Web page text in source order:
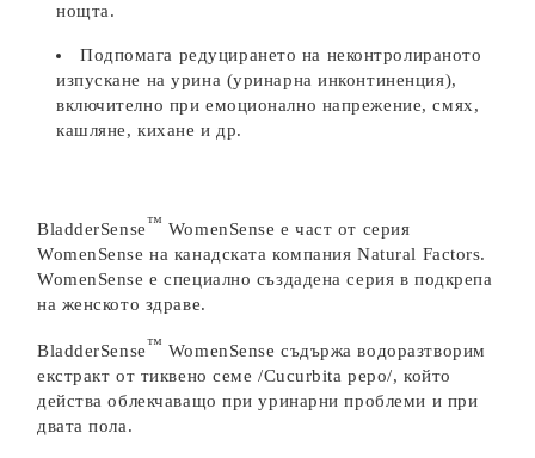
нощта.
Подпомага редуцирането на неконтролираното
изпускане на урина (уринарна инконтиненция),
включително при емоционално напрежение, смях,
кашляне, кихане и др.
BladderSense™ WomenSense е част от серия
WomenSense на канадската компания Natural Factors.
WomenSense е специално създадена серия в подкрепа
на женското здраве.
BladderSense™ WomenSense съдържа водоразтворим
екстракт от тиквено семе /Cucurbita pepo/, който
действа облекчаващо при уринарни проблеми и при
двата пола.